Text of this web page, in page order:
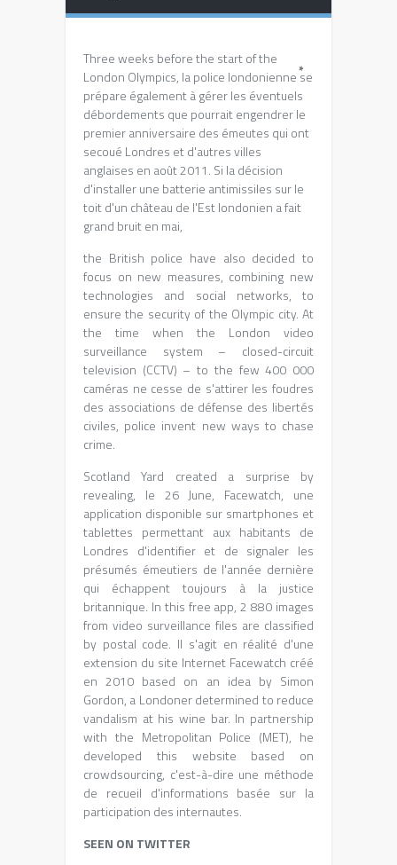
Three weeks before the start of the
London Olympics, la police londonienne se
prépare également à gérer les éventuels
débordements que pourrait engendrer le
premier anniversaire des émeutes qui ont
secoué Londres et d'autres villes
anglaises en août2011. Si la décision
d'installer une batterie antimissiles sur le
toit d'un château de l'Est londonien a fait
grand bruit en mai,
the British police have also decided to
focus on new measures, combining new
technologies and social networks, to
ensure the security of the Olympic city. At
the time when the London video
surveillance system – closed-circuit
television (CCTV) – to the few 400 000
caméras ne cesse de s'attirer les foudres
des associations de défense des libertés
civiles, police invent new ways to chase
crime.
Scotland Yard created a surprise by
revealing, le 26 June, Facewatch, une
application disponible sur smartphones et
tablettes permettant aux habitants de
Londres d'identifier et de signaler les
présumés émeutiers de l'année dernière
qui échappent toujours à la justice
britannique. In this free app, 2 880 images
from video surveillance files are classified
by postal code. Il s'agit en réalité d'une
extension du site Internet Facewatch créé
en 2010 based on an idea by Simon
Gordon, a Londoner determined to reduce
vandalism at his wine bar. In partnership
with the Metropolitan Police (MET), he
developed this website based on
crowdsourcing, c'est-à-dire une méthode
de recueil d'informations basée sur la
participation des internautes.
SEEN ON TWITTER
*